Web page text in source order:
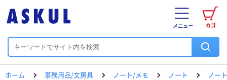
カゴ
メニュー
ホーム 事務用品/文房具 ノート/メモ ノート ノート